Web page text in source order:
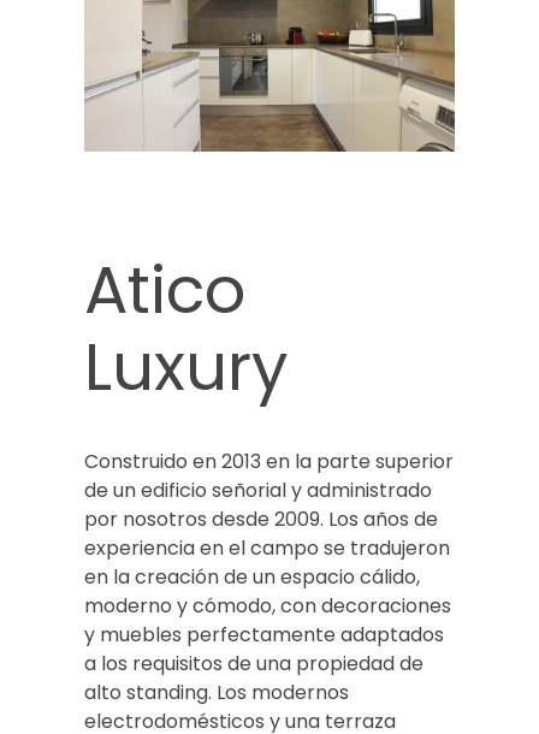
Atico
Luxury
Construido en 2013 en la parte superior
de un edificio señorial y administrado
por nosotros desde 2009. Los años de
experiencia en el campo se tradujeron
en la creación de un espacio cálido,
moderno y cómodo, con decoraciones
y muebles perfectamente adaptados
a los requisitos de una propiedad de
alto standing. Los modernos
electrodomésticos y una terraza